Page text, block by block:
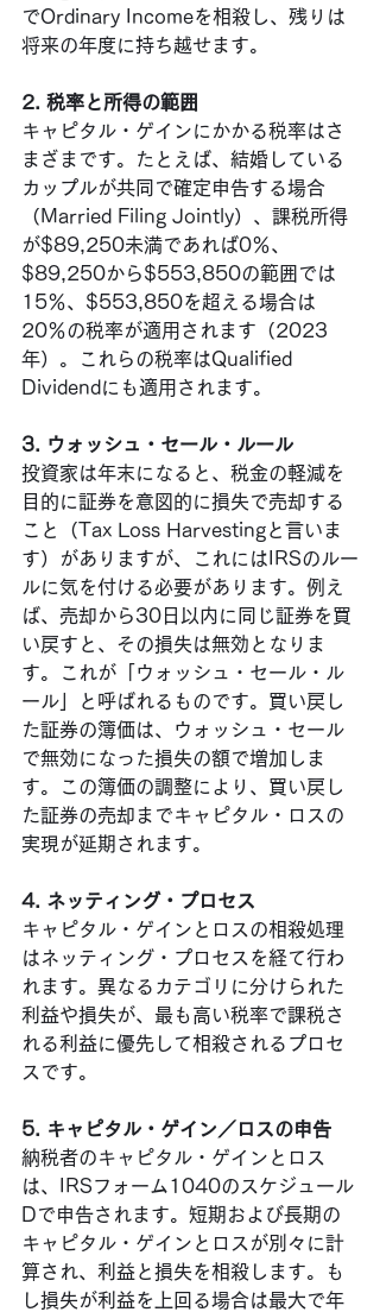
でOrdinary Incomeを相殺し、残りは
将来の年度に持ち越せます。
2. 税率と所得の範囲
キャピタル・ゲインにかかる税率はさ
まざまです。たとえば、結婚している
カップルが共同で確定申告する場合
（Married Filing Jointly）、課税所得
が$89,250未満であれば0％、
$89,250から$553,850の範囲では
15％、$553,850を超える場合は
20％の税率が適用されます（2023
年）。これらの税率はQualified
Dividendにも適用されます。
3. ウォッシュ・セール・ルール
投資家は年末になると、税金の軽減を
目的に証券を意図的に損失で売却する
こと（Tax Loss Harvestingと言いま
す）がありますが、これにはIRSのルー
ルに気を付ける必要があります。例え
ば、売却から30日以内に同じ証券を買
い戻すと、その損失は無効となりま
す。これが「ウォッシュ・セール・ル
ール」と呼ばれるものです。買い戻し
た証券の簿価は、ウォッシュ・セール
で無効になった損失の額で増加しま
す。この簿価の調整により、買い戻し
た証券の売却までキャピタル・ロスの
実現が延期されます。
4. ネッティング・プロセス
キャピタル・ゲインとロスの相殺処理
はネッティング・プロセスを経て行わ
れます。異なるカテゴリに分けられた
利益や損失が、最も高い税率で課税さ
れる利益に優先して相殺されるプロセ
スです。
5. キャピタル・ゲイン／ロスの申告
納税者のキャピタル・ゲインとロス
は、IRSフォーム1040のスケジュール
Dで申告されます。短期および長期の
キャピタル・ゲインとロスが別々に計
算され、利益と損失を相殺します。も
し損失が利益を上回る場合は最大で年